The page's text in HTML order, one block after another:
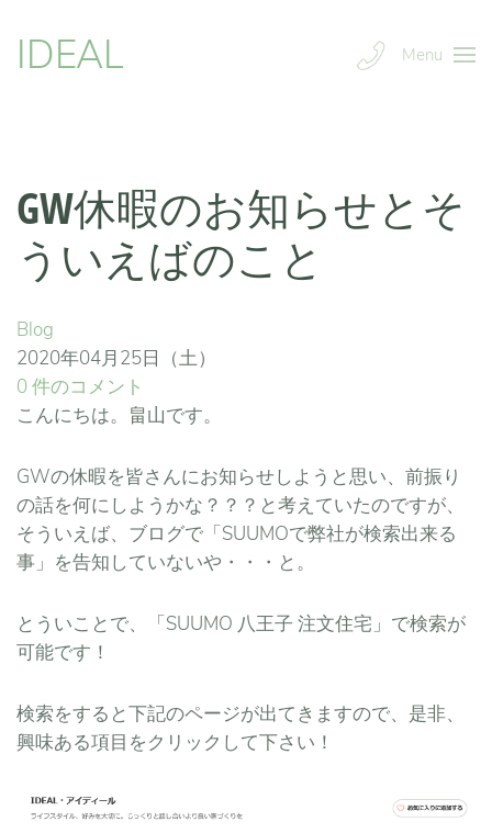
IDEAL Menu
GW休暇のお知らせとそ
ういえばのこと
Blog
2020年04月25日（土）
0 件のコメント
こんにちは。畠山です。
GWの休暇を皆さんにお知らせしようと思い、前振り
の話を何にしようかな？？？と考えていたのですが、
そういえば、ブログで「SUUMOで弊社が検索出来る
事」を告知していないや・・・と。
とういことで、「SUUMO 八王子 注文住宅」で検索が
可能です！
検索をすると下記のページが出てきますので、是非、
興味ある項目をクリックして下さい！